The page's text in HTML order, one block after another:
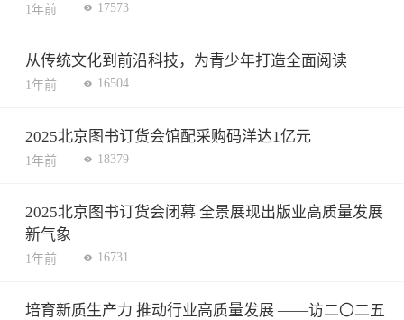
1年前 17573
从传统文化到前沿科技，为青少年打造全面阅读
1年前 16504
2025北京图书订货会馆配采购码洋达1亿元
1年前 18379
2025北京图书订货会闭幕 全景展现出版业高质量发展
新气象
1年前 16731
培育新质生产力 推动行业高质量发展 ——访二〇二五